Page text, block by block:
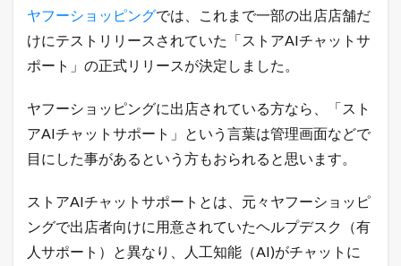
ー
ス
！
ャ
ト
の
使
方
1.1
和
ヤフーショッピングでは、これまで一部の出店店舗だ
けにテストリリースされていた「ストアAIチャットサ
ポート」の正式リリースが決定しました。
ヤフーショッピングに出店されている方なら、「スト
アAIチャットサポート」という言葉は管理画面などで
目にした事があるという方もおられると思います。
ストアAIチャットサポートとは、元々ヤフーショッピ
ングで出店者向けに用意されていたヘルプデスク（有
人サポート）と異なり、人工知能（AI)がチャットに